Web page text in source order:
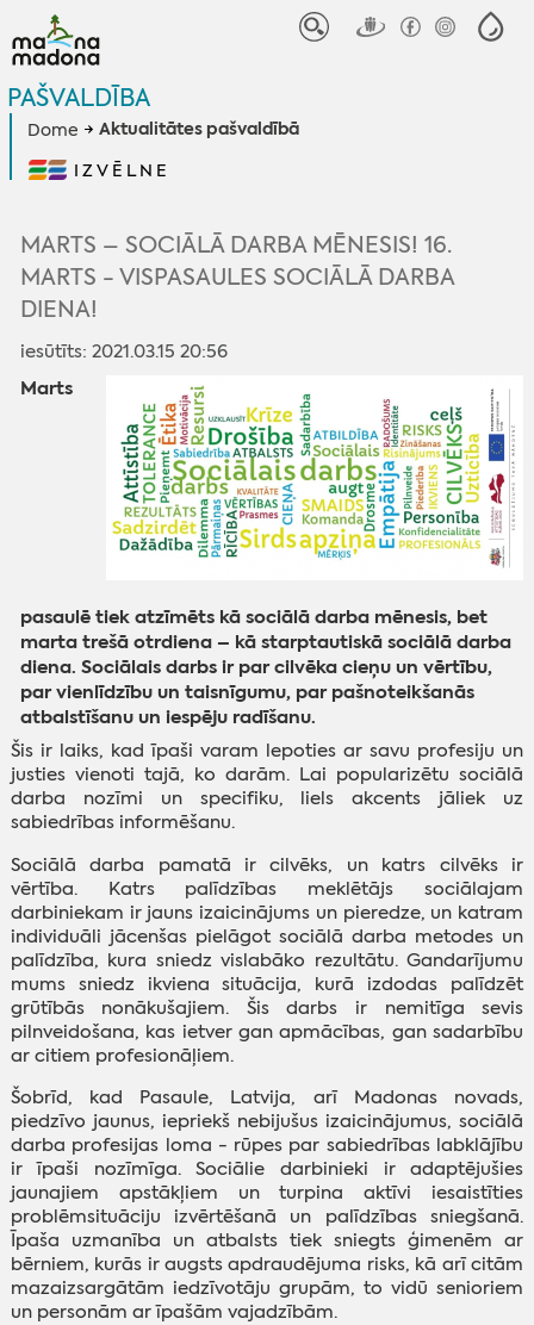
PAŠVALDĪBA
Dome Aktualitātes pašvaldībā
IZVĒLNE
MARTS – SOCIĀLĀ DARBA MĒNESIS! 16.
MARTS - VISPASAULES SOCIĀLĀ DARBA
DIENA!
iesūtīts: 2021.03.15 20:56
Marts
pasaulē tiek atzīmēts kā sociālā darba mēnesis, bet
marta trešā otrdiena – kā starptautiskā sociālā darba
diena. Sociālais darbs ir par cilvēka cieņu un vērtību,
par vienlīdzību un taisnīgumu, par pašnoteikšanās
atbalstīšanu un iespēju radīšanu.
Šis ir laiks, kad īpaši varam lepoties ar savu profesiju un
justies vienoti tajā, ko darām. Lai popularizētu sociālā
darba nozīmi un specifiku, liels akcents jāliek uz
sabiedrības informēšanu.
Sociālā darba pamatā ir cilvēks, un katrs cilvēks ir
vērtība. Katrs palīdzības meklētājs sociālajam
darbiniekam ir jauns izaicinājums un pieredze, un katram
individuāli jācenšas pielāgot sociālā darba metodes un
palīdzība, kura sniedz vislabāko rezultātu. Gandarījumu
mums sniedz ikviena situācija, kurā izdodas palīdzēt
grūtībās nonākušajiem. Šis darbs ir nemitīga sevis
pilnveidošana, kas ietver gan apmācības, gan sadarbību
ar citiem profesionāļiem.
Šobrīd, kad Pasaule, Latvija, arī Madonas novads,
piedzīvo jaunus, iepriekš nebijušus izaicinājumus, sociālā
darba profesijas loma - rūpes par sabiedrības labklājību
ir īpaši nozīmīga. Sociālie darbinieki ir adaptējušies
jaunajiem apstākļiem un turpina aktīvi iesaistīties
problēmsituāciju izvērtēšanā un palīdzības sniegšanā.
Īpaša uzmanība un atbalsts tiek sniegts ģimenēm ar
bērniem, kurās ir augsts apdraudējuma risks, kā arī citām
mazaizsargātām iedzīvotāju grupām, to vidū senioriem
un personām ar īpašām vajadzībām.